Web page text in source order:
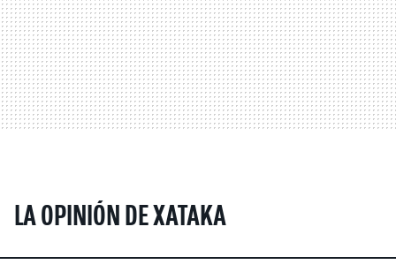
LA OPINIÓN DE XATAKA